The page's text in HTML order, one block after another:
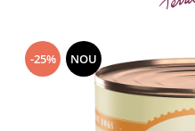
Conserve
Plicuri
HRANA USCATA
-25% NOU